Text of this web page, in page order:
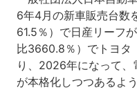
6年4月の新車販売台数
61.5％）で日産リーフ
比3660.8％）でトヨタ
り、2026年になって、
が本格化しつつあるよう